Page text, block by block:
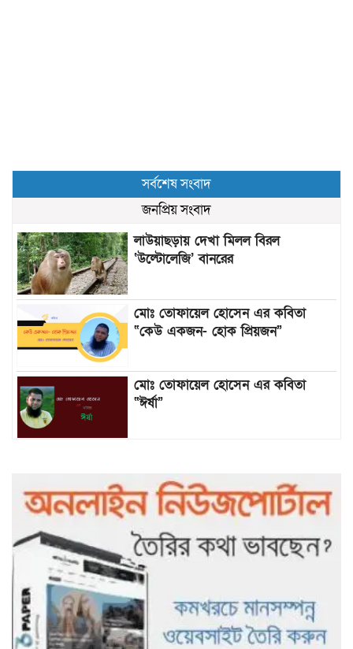
সর্বশেষ সংবাদ
জনপ্রিয় সংবাদ
লাউয়াছড়ায় দেখা মিলল বিরল
‘উল্টোলেজি’ বানরের
মোঃ তোফায়েল হোসেন এর কবিতা
“কেউ একজন- হোক প্রিয়জন”
মোঃ তোফায়েল হোসেন এর কবিতা
“ঈর্ষা”
আটকে পড়া ১০ পর্যটককে উদ্ধার করল
পুলিশ ও ফায়ার সার্ভিস
গাছ না কেটে আমাদের পুড়িয়ে মারলে
ভালো হতো’: বন বিভাগের নিষ্ঠুরতায়
নিঃস্ব কৃষক